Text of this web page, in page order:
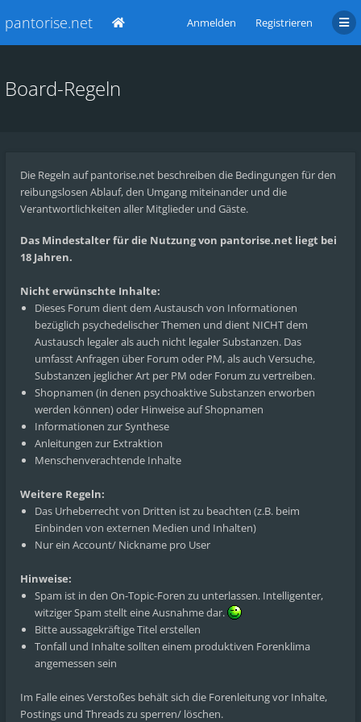
pantorise.net Anmelden Registrieren
Board-Regeln
Die Regeln auf pantorise.net beschreiben die Bedingungen für den
reibungslosen Ablauf, den Umgang miteinander und die
Verantwortlichkeiten aller Mitglieder und Gäste.
Das Mindestalter für die Nutzung von pantorise.net liegt bei
18 Jahren.
Nicht erwünschte Inhalte:
Dieses Forum dient dem Austausch von Informationen
bezüglich psychedelischer Themen und dient NICHT dem
Austausch legaler als auch nicht legaler Substanzen. Das
umfasst Anfragen über Forum oder PM, als auch Versuche,
Substanzen jeglicher Art per PM oder Forum zu vertreiben.
Shopnamen (in denen psychoaktive Substanzen erworben
werden können) oder Hinweise auf Shopnamen
Informationen zur Synthese
Anleitungen zur Extraktion
Menschenverachtende Inhalte
Weitere Regeln:
Das Urheberrecht von Dritten ist zu beachten (z.B. beim
Einbinden von externen Medien und Inhalten)
Nur ein Account/ Nickname pro User
Hinweise:
Spam ist in den On-Topic-Foren zu unterlassen. Intelligenter,
witziger Spam stellt eine Ausnahme dar.
Bitte aussagekräftige Titel erstellen
Tonfall und Inhalte sollten einem produktiven Forenklima
angemessen sein
Im Falle eines Verstoßes behält sich die Forenleitung vor Inhalte,
Postings und Threads zu sperren/ löschen.